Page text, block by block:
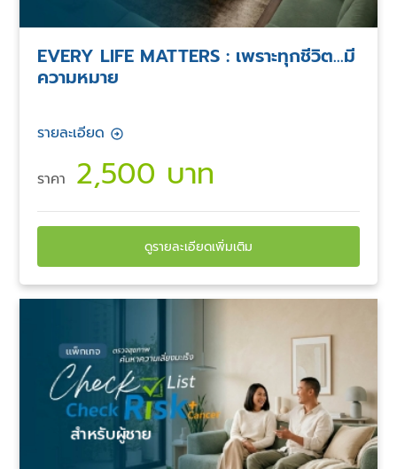
EVERY LIFE MATTERS : เพราะทุกชีวิต...มี
ความหมาย
รายละเอียด
ราคา 2,500 บาท
ดูรายละเอียดเพิ่มเติม